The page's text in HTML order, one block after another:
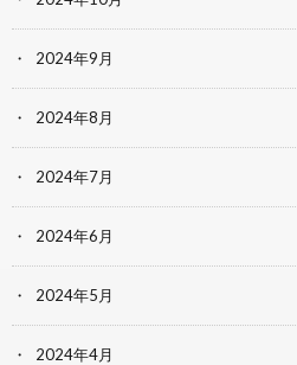
2024年9月
2024年8月
2024年7月
2024年6月
2024年5月
2024年4月